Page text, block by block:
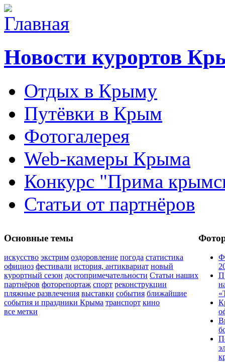
Новости курортов
Отдых в Крыму
Путёвки в Крым
Фотогалерея
Web-камеры Крыма
Конкурс "Прима
Статьи от партнёров
Основные темы
искусство экстрим оздоровление погода статистика
официоз фестивали история, антиквариат новый
курортный сезон достопримечательности Статьи наших
партнёров фоторепортаж спорт реконструкции
пляжные развлечения выставки события ближайшие
события и праздники Крыма транспорт кино
все метки